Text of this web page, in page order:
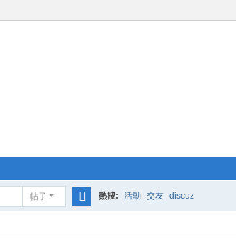
帖子
索
熱搜: 活動 交友 discuz